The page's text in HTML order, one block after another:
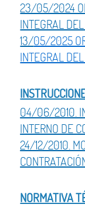
23/05/2024
INTEGRAL
13/05/2025
INTEGRAL
04/06/2010.
INTERNO DE
24/12/2010.
NORMATIVA